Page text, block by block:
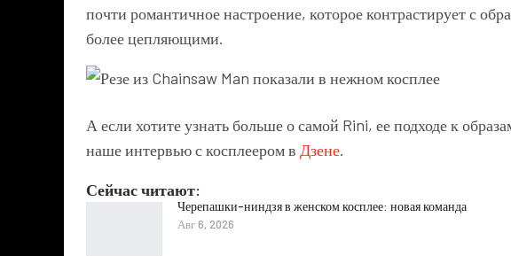
почти романтичное настроение, которое контрастирует с
более цепляющими.
А если хотите узнать больше о самой Rini, ее подходе к
наше интервью с косплеером в Дзене.
Сейчас читают:
Черепашки-ниндзя в женском косплее: новая команда
Авг 6, 2026